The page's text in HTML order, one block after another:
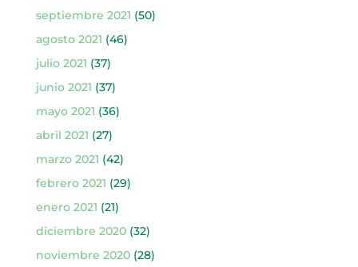
septiembre 2021 (50)
agosto 2021 (46)
julio 2021 (37)
junio 2021 (37)
mayo 2021 (36)
abril 2021 (27)
marzo 2021 (42)
febrero 2021 (29)
enero 2021 (21)
diciembre 2020(32)
noviembre 2020(28)